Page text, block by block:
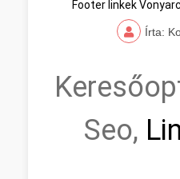
Footer linkek
Írta:
Seo,